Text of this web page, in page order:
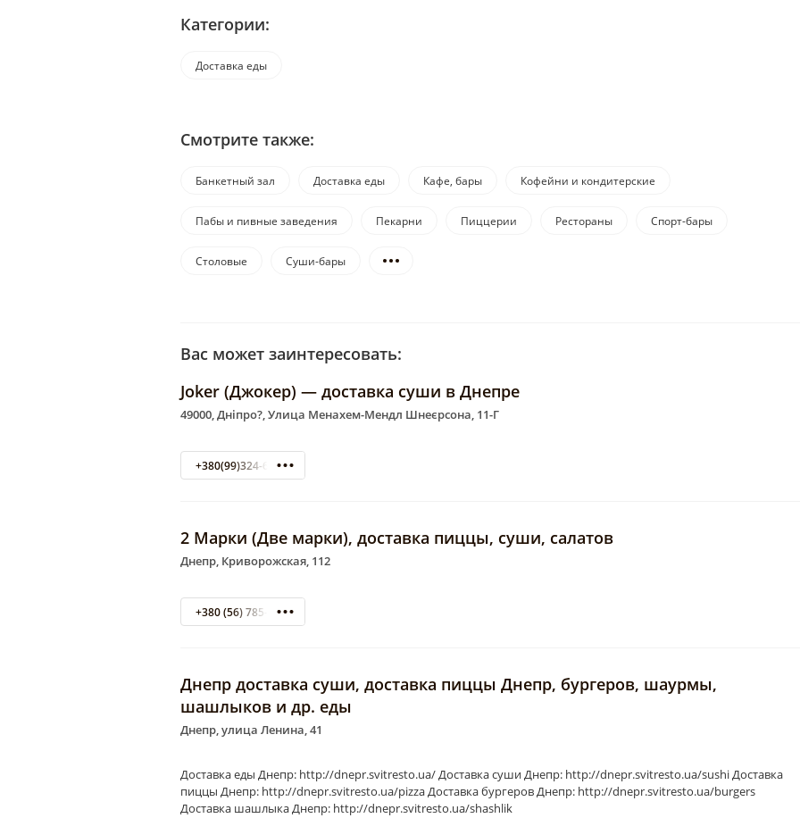
Категории:
Доставка еды
Смотрите также:
Банкетный зал Доставка еды Кафе, бары Кофейни и кондитерские
Пабы и пивные заведения Пекарни Пиццерии Рестораны Спорт-бары
Столовые Суши-бары
Вас может заинтересовать:
Joker (Джокер) — доставка суши в Днепре
49000, Дніпро?, Улица Менахем-Мендл Шнеєрсона, 11-Г
+380(99)324-69-14
2 Марки (Две марки), доставка пиццы, суши, салатов
Днепр, Криворожская, 112
+380 (56) 785-57-77
Днепр доставка суши, доставка пиццы Днепр, бургеров, шаурмы,
шашлыков и др. еды
Днепр, улица Ленина, 41
Доставка еды Днепр: http://dnepr.svitresto.ua/ Доставка суши Днепр: http://dnepr.svitresto.ua/sushi Доставка
пиццы Днепр: http://dnepr.svitresto.ua/pizza Доставка бургеров Днепр: http://dnepr.svitresto.ua/burgers
Доставка шашлыка Днепр: http://dnepr.svitresto.ua/shashlik